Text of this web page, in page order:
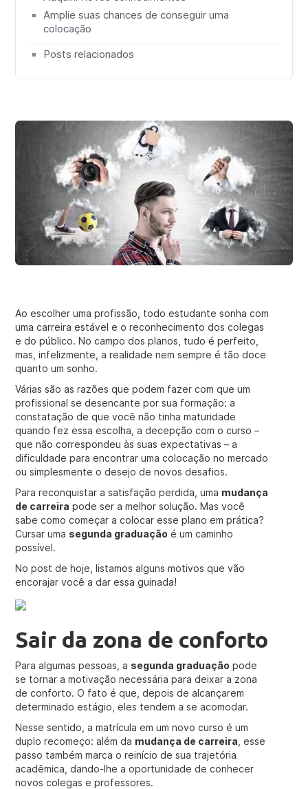
Amplie suas chances de conseguir uma
colocação
Posts relacionados
Ao escolher uma profissão, todo estudante sonha com
uma carreira estável e o reconhecimento dos colegas
e do público. No campo dos planos, tudo é perfeito,
mas, infelizmente, a realidade nem sempre é tão doce
quanto um sonho.
Várias são as razões que podem fazer com que um
profissional se desencante por sua formação: a
constatação de que você não tinha maturidade
quando fez essa escolha, a decepção com o curso –
que não correspondeu às suas expectativas – a
dificuldade para encontrar uma colocação no mercado
ou simplesmente o desejo de novos desafios.
Para reconquistar a satisfação perdida, uma mudança
de carreira pode ser a melhor solução. Mas você
sabe como começar a colocar esse plano em prática?
Cursar uma segunda graduação é um caminho
possível.
No post de hoje, listamos alguns motivos que vão
encorajar você a dar essa guinada!
Sair da zona de conforto
Para algumas pessoas, a segunda graduação pode
se tornar a motivação necessária para deixar a zona
de conforto. O fato é que, depois de alcançarem
determinado estágio, eles tendem a se acomodar.
Nesse sentido, a matrícula em um novo curso é um
duplo recomeço: além da mudança de carreira , esse
passo também marca o reinício de sua trajetória
acadêmica, dando-lhe a oportunidade de conhecer
novos colegas e professores.